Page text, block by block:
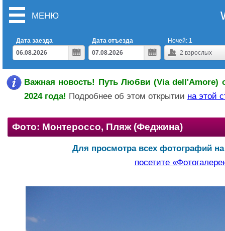
МЕНЮ
Дата заезда
Дата отъезда
2 взрослых
Ночей: 1
Важная новость! Путь Любви (Via dell'Amore)
2024 года! Подробнее об этом открытии на этой
Фото: Монтероссо, Пляж (Феджина)
Для просмотра всех фотографий
посетите